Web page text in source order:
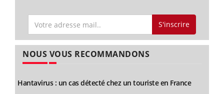
S'inscrire
NOUS VOUS RECOMMANDONS
Hantavirus : un cas détecté chez un touriste en France